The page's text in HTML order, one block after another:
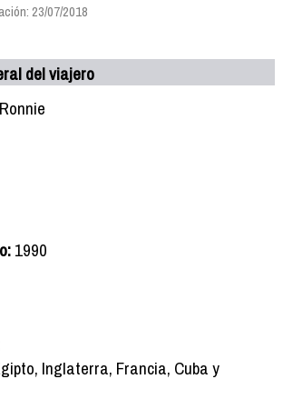
23/07/2018
del viajero
1990
Inglaterra, Francia, Cuba y